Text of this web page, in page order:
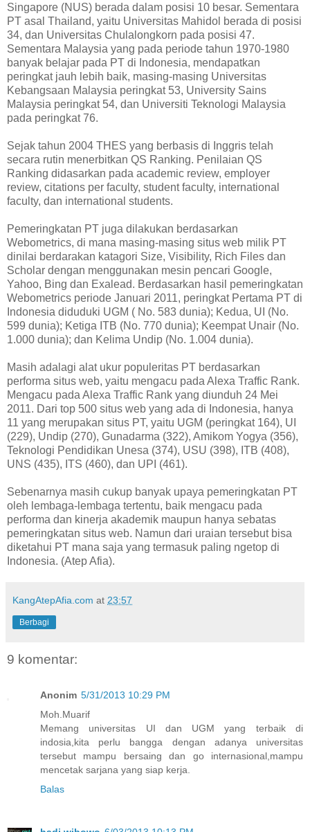
Singapore (NUS) berada dalam posisi 10 besar. Sementara
PT asal Thailand, yaitu Universitas Mahidol berada di posisi
34, dan Universitas Chulalongkorn pada posisi 47.
Sementara Malaysia yang pada periode tahun 1970-1980
banyak belajar pada PT di Indonesia, mendapatkan
peringkat jauh lebih baik, masing-masing Universitas
Kebangsaan Malaysia peringkat 53, University Sains
Malaysia peringkat 54, dan Universiti Teknologi Malaysia
pada peringkat 76.
Sejak tahun 2004 THES yang berbasis di Inggris telah
secara rutin menerbitkan QS Ranking. Penilaian QS
Ranking didasarkan pada academic review, employer
review, citations per faculty, student faculty, international
faculty, dan international students.
Pemeringkatan PT juga dilakukan berdasarkan
Webometrics, di mana masing-masing situs web milik PT
dinilai berdarakan katagori Size, Visibility, Rich Files dan
Scholar dengan menggunakan mesin pencari Google,
Yahoo, Bing dan Exalead. Berdasarkan hasil pemeringkatan
Webometrics periode Januari 2011, peringkat Pertama PT di
Indonesia diduduki UGM ( No. 583 dunia); Kedua, UI (No.
599 dunia); Ketiga ITB (No. 770 dunia); Keempat Unair (No.
1.000 dunia); dan Kelima Undip (No. 1.004 dunia).
Masih adalagi alat ukur populeritas PT berdasarkan
performa situs web, yaitu mengacu pada Alexa Traffic Rank.
Mengacu pada Alexa Traffic Rank yang diunduh 24 Mei
2011. Dari top 500 situs web yang ada di Indonesia, hanya
11 yang merupakan situs PT, yaitu UGM (peringkat 164), UI
(229), Undip (270), Gunadarma (322), Amikom Yogya (356),
Teknologi Pendidikan Unesa (374), USU (398), ITB (408),
UNS (435), ITS (460), dan UPI (461).
Sebenarnya masih cukup banyak upaya pemeringkatan PT
oleh lembaga-lembaga tertentu, baik mengacu pada
performa dan kinerja akademik maupun hanya sebatas
pemeringkatan situs web. Namun dari uraian tersebut bisa
diketahui PT mana saja yang termasuk paling ngetop di
Indonesia. (Atep Afia).
KangAtepAfia.com at 23:57
Berbagi
9 komentar:
Anonim 5/31/2013 10:29 PM
Moh.Muarif
Memang universitas UI dan UGM yang terbaik di
indosia,kita perlu bangga dengan adanya universitas
tersebut mampu bersaing dan go internasional,mampu
mencetak sarjana yang siap kerja.
Balas